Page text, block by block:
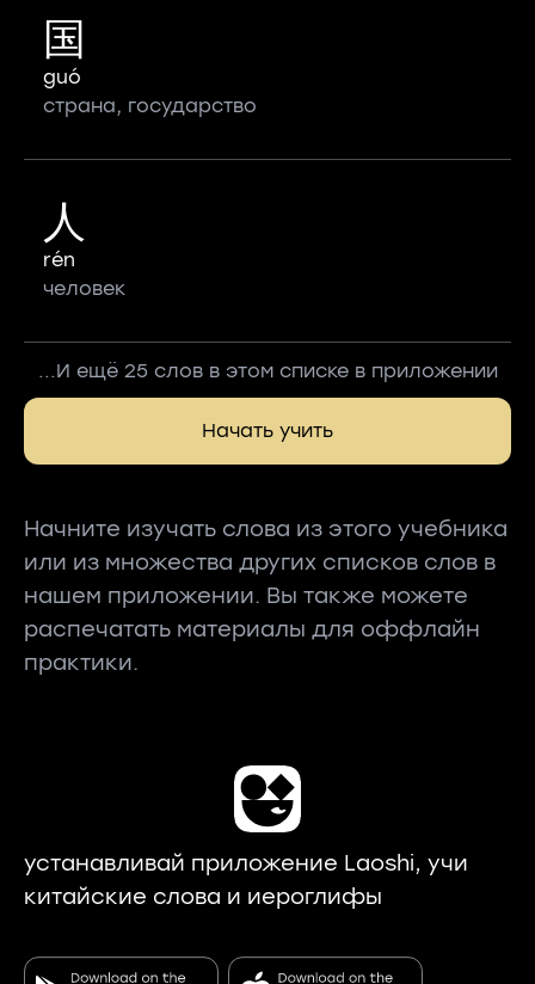
国
guó
страна, государство
人
rén
человек
...И ещё 25 слов в этом списке в приложении
Начать учить
Начните изучать слова из этого учебника
или из множества других списков слов в
нашем приложении. Вы также можете
распечатать материалы для оффлайн
практики.
устанавливай приложение Laoshi, учи
китайские слова и иероглифы